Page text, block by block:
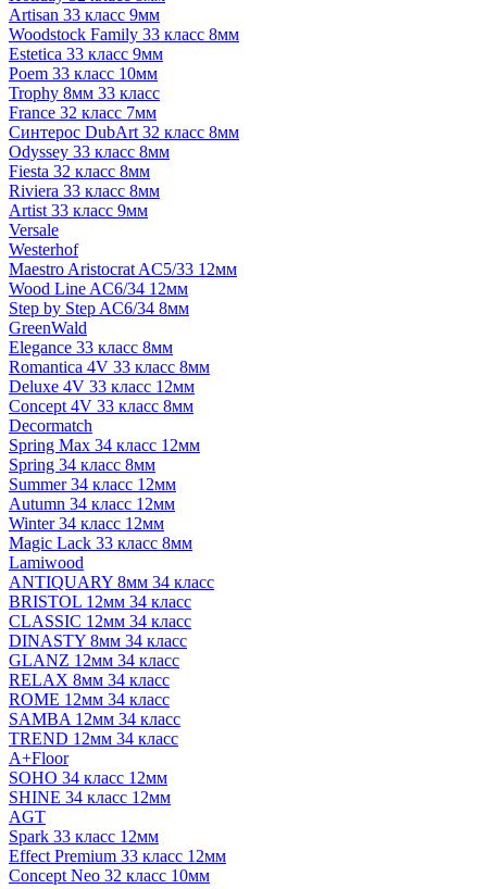
Artisan 33 класс 9мм
Woodstock Family 33 класс 8мм
Estetica 33 класс 9мм
Poem 33 класс 10мм
Trophy 8мм 33 класс
France 32 класс 7мм
Синтерос DubArt 32 класс 8мм
Odyssey 33 класс 8мм
Fiesta 32 класс 8мм
Riviera 33 класс 8мм
Artist 33 класс 9мм
Versale
Westerhof
Maestro Aristocrat AC5/33 12мм
Wood Line AC6/34 12мм
Step by Step AC6/34 8мм
GreenWald
Elegance 33 класс 8мм
Romantica 4V 33 класс 8мм
Deluxe 4V 33 класс 12мм
Concept 4V 33 класс 8мм
Decormatch
Spring Max 34 класс 12мм
Spring 34 класс 8мм
Summer 34 класс 12мм
Autumn 34 класс 12мм
Winter 34 класс 12мм
Magic Lack 33 класс 8мм
Lamiwood
ANTIQUARY 8мм 34 класс
BRISTOL 12мм 34 класс
CLASSIC 12мм 34 класс
DINASTY 8мм 34 класс
GLANZ 12мм 34 класс
RELAX 8мм 34 класс
ROME 12мм 34 класс
SAMBA 12мм 34 класс
TREND 12мм 34 класс
A+Floor
SOHO 34 класс 12мм
SHINE 34 класс 12мм
AGT
Spark 33 класс 12мм
Effect Premium 33 класс 12мм
Concept Neo 32 класс 10мм